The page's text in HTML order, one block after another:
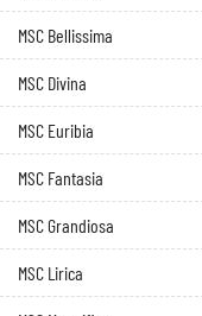
MSC Bellissima
MSC Divina
MSC Euribia
MSC Fantasia
MSC Grandiosa
MSC Lirica